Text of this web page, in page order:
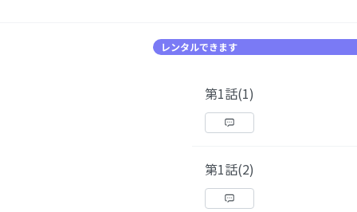
レンタルできます
第1話(1)
第1話(2)